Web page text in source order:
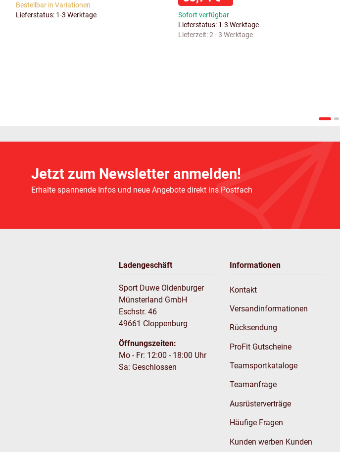
Bestellbar in Variationen
Lieferstatus: 1-3 Werktage
Sofort verfügbar
Lieferstatus: 1-3 Werktage
Lieferzeit:2 - 3 Werktage
Jetzt zum Newsletter anmelden!
Erhalte spannende Infos und neue Angebote direkt ins Postfach
Ladengeschäft
Sport Duwe Oldenburger
Münsterland GmbH
Eschstr. 46
49661 Cloppenburg
Öffnungszeiten:
Mo - Fr: 12:00 - 18:00 Uhr
Sa: Geschlossen
Informationen
Kontakt
Versandinformationen
Rücksendung
ProFit Gutscheine
Teamsportkataloge
Teamanfrage
Ausrüsterverträge
Häufige Fragen
Kunden werben Kunden